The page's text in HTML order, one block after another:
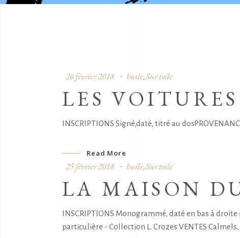
26 février 2018 huile, Sur toile
LES
INSCRIPTIONS Signé,daté, titré au
Read More
25 février 2018 huile Sur toile
LA MAISON
INSCRIPTIONS Monogrammé, daté en bas à
particulière - Collection L. Crozes VENTES